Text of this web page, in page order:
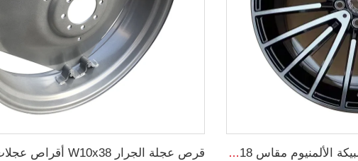
عجلات سيارات ركاب من سبيكة الألمنيوم مقاس 18 و19 إنش 5x100 مصنوعة بالطرق الساخنة لعجلات سيارات مرسيدس